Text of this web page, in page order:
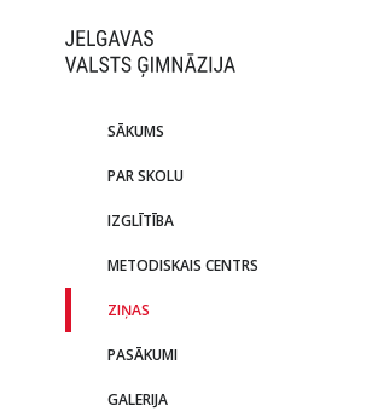
SĀKUMS
PAR SKOLU
IZGLĪTĪBA
METODISKAIS CENTRS
ZIŅAS
PASĀKUMI
GALERIJA